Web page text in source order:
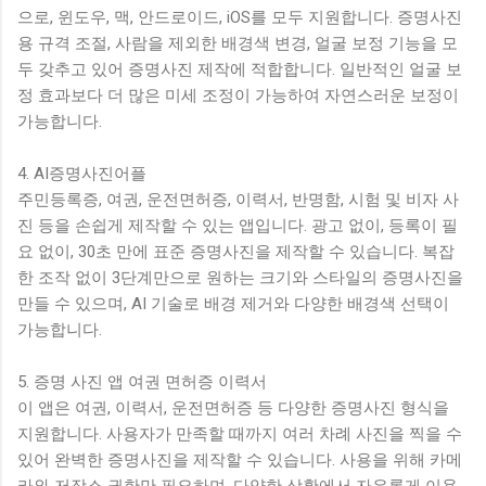
으로, 윈도우, 맥, 안드로이드, iOS를 모두 지원합니다. 증명사진
용 규격 조절, 사람을 제외한 배경색 변경, 얼굴 보정 기능을 모
두 갖추고 있어 증명사진 제작에 적합합니다. 일반적인 얼굴 보
정 효과보다 더 많은 미세 조정이 가능하여 자연스러운 보정이
가능합니다.
4. AI증명사진어플
주민등록증, 여권, 운전면허증, 이력서, 반명함, 시험 및 비자 사
진 등을 손쉽게 제작할 수 있는 앱입니다. 광고 없이, 등록이 필
요 없이, 30초 만에 표준 증명사진을 제작할 수 있습니다. 복잡
한 조작 없이 3단계만으로 원하는 크기와 스타일의 증명사진을
만들 수 있으며, AI 기술로 배경 제거와 다양한 배경색 선택이
가능합니다.
5. 증명 사진 앱 여권 면허증 이력서
이 앱은 여권, 이력서, 운전면허증 등 다양한 증명사진 형식을
지원합니다. 사용자가 만족할 때까지 여러 차례 사진을 찍을 수
있어 완벽한 증명사진을 제작할 수 있습니다. 사용을 위해 카메